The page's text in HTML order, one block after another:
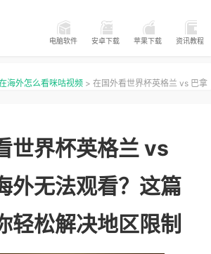
电脑软件 安卓下载 苹果下载 资讯教程
海外怎么看咪咕视频 > 在国外看世界杯英格兰 vs 巴拿
世界杯英格兰 vs
外无法观看？这篇
轻松解决地区限制